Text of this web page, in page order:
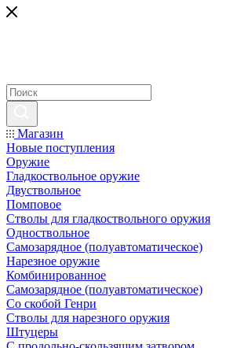
Магазин
Новые поступления
Оружие
Гладкоствольное оружие
Двуствольное
Помповое
Стволы для гладкоствольного оружия
Одноствольное
Самозарядное (полуавтоматическое)
Нарезное оружие
Комбинированное
Самозарядное (полуавтоматическое)
Со скобой Генри
Стволы для нарезного оружия
Штуцеры